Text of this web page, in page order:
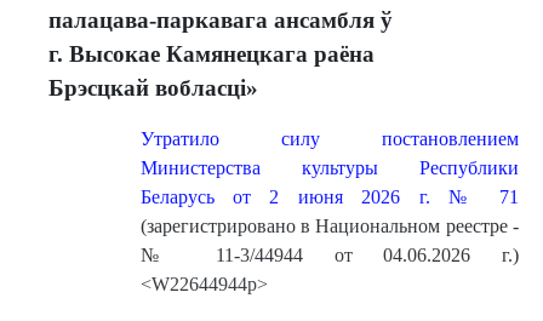
палацава-паркавага ансамбля ў
г. Высокае Камянецкага раёна
Брэсцкай вобласці»
Утратило силу постановлением
Министерства культуры Республики
Беларусь от 2 июня 2026 г. № 71
(зарегистрировано в Национальном реестре -
№ 11-3/44944 от 04.06.2026 г.)
<W22644944p>